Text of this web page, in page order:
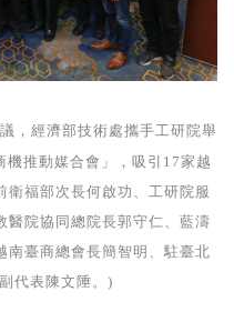
，經濟部技術處攜手工研院舉
推動媒合會」，吸引17家越
衛福部次長何啟功、工研院服
醫院協同總院長郭守仁、藍濤
南臺商總會長簡智明、駐臺北
代表陳文陲。)